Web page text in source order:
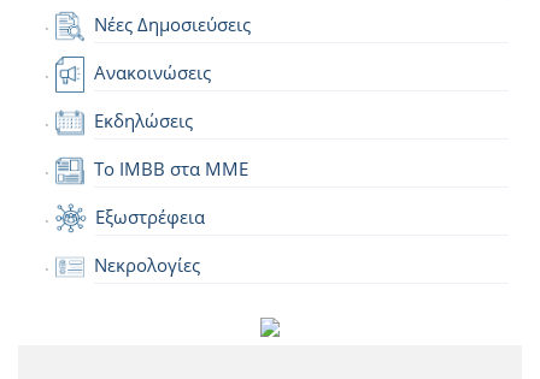
Νέες Δημοσιεύσεις
Ανακοινώσεις
Εκδηλώσεις
Το IMBB στα ΜΜΕ
Εξωστρέφεια
Νεκρολογίες